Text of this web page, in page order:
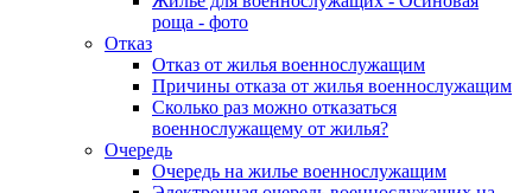
роща - фото
Отказ
Отказ от жилья военнослужащим
Причины отказа от жилья военнослужащим
Сколько раз можно отказаться
военнослужащему от жилья?
Очередь
Очередь на жилье военнослужащим